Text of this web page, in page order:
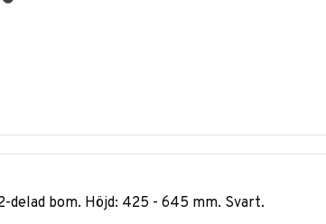
bom. Höjd: 425 - 645 mm. Svart.